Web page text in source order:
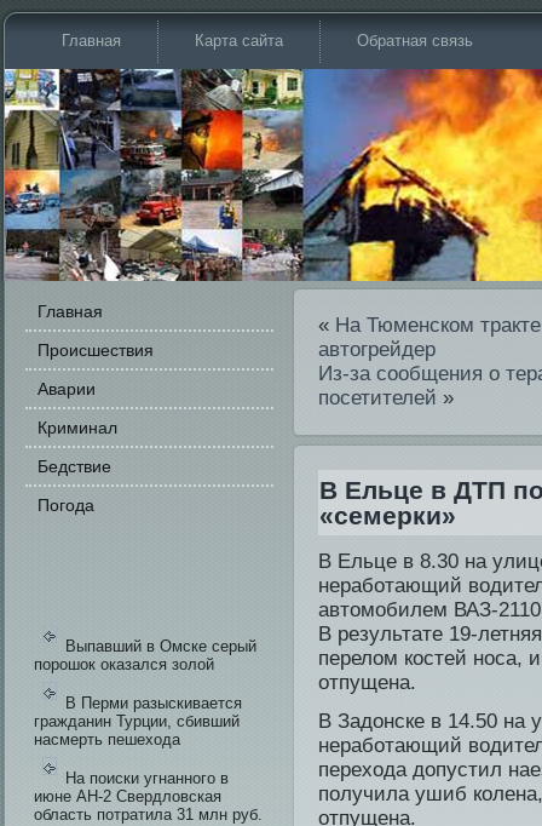
Главная Карта сайта Обратная связь
Главная
Происшестви­я
Аварии
Криминал
Бедстви­е
Погода
Выпавший в Омске серый
порошок оказался золой
В Перми разыскивается
гражданин Турции, сбивший
насмерть пешехода
На поиски угнанного в
июне АН-2 Свердловская
область потратила 31 млн руб.
« На Тюменском
автогрейдер
Из-за сообщения о
посетителей »
В Ельце в ДТП
«семерки»
В Ельце в 8.30 на
неработающий
автомобилем ВАЗ-
В результате 19-
перелом костей носа,
отпущена.
В Задонске в 14.50 на
неработающий
перехода допустил
получила ушиб
отпущена.